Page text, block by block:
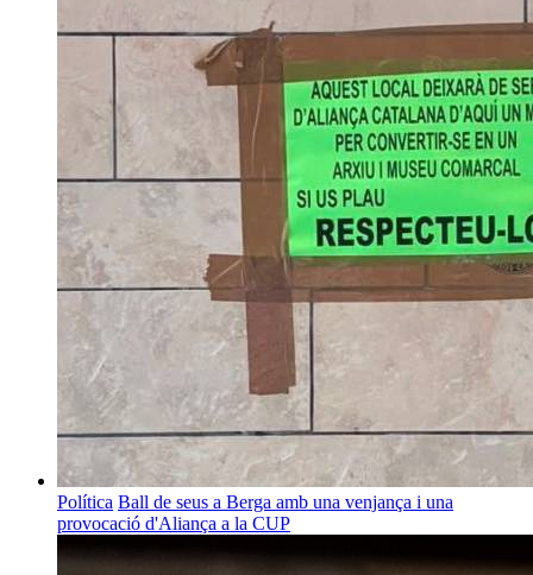
Política Ball de seus a Berga amb una venjança i una
provocació d'Aliança a la CUP